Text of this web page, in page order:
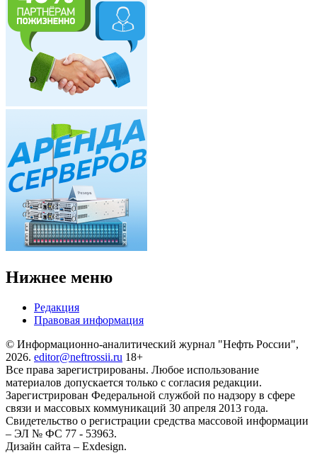
Нижнее меню
Редакция
Правовая информация
© Информационно-аналитический журнал "Нефть России",
2026. editor@neftrossii.ru 18+
Все права зарегистрированы. Любое использование
материалов допускается только с согласия редакции.
Зарегистрирован Федеральной службой по надзору в сфере
связи и массовых коммуникаций 30 апреля 2013 года.
Свидетельство о регистрации средства массовой информации
– ЭЛ № ФС 77 - 53963.
Дизайн сайта – Exdesign.